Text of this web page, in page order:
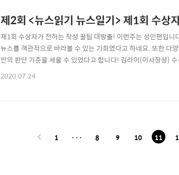
제2회 <뉴스읽기 뉴스일기> 제1회 수상
제1회 수상자가 전하는 작성 꿀팁 대방출! 이번주는 성인편입
뉴스를 객관적으로 바라볼 수 있는 기회였다고 하네요. 또한 다
만의 판단 기준을 세울 수 있었다고 합니다! 김라이(이사장상)
이야기하는 뉴스를 보면 라이님만의 ‘4단계 분석법’을 활용했
2020.07.24
1 ··· 8 9 10 11